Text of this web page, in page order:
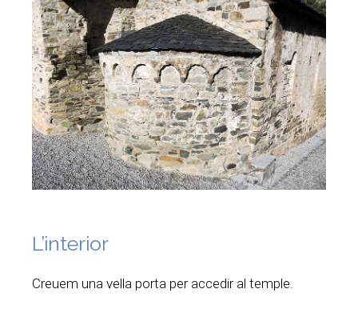
L’interior
Creuem una vella porta per accedir al temple.